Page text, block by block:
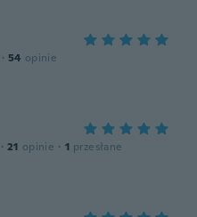
· 54 opinie
· 21 opinie · 1 przesłane